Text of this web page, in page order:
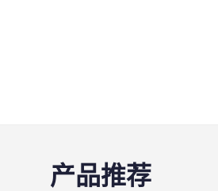
产品推荐